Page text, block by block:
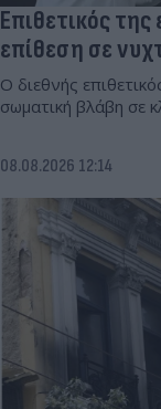
Επιθετικός της
επίθεση σε
Ο διεθνής
σωματική βλάβη σε
08.08.2026 12:14